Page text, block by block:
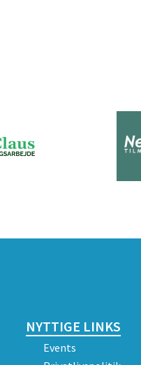
NYTTIGE LINKS
Events